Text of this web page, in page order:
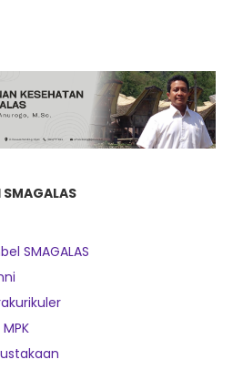
SMAGALAS